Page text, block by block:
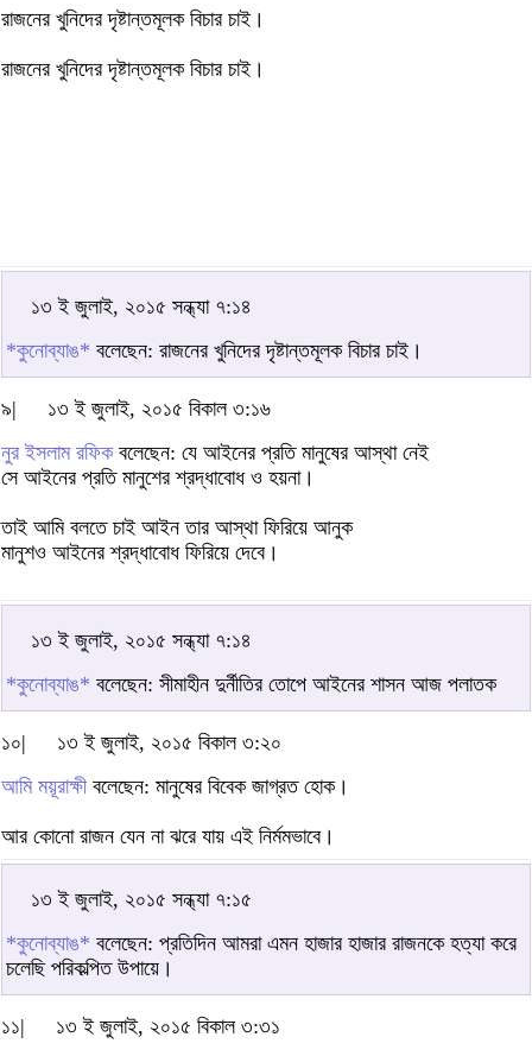
রাজনের খুনিদের দৃষ্টান্তমূলক বিচার চাই।
রাজনের খুনিদের দৃষ্টান্তমূলক বিচার চাই।
১৩ ই জুলাই, ২০১৫ সন্ধ্যা ৭:১৪
*কুনোব্যাঙ* বলেছেন: রাজনের খুনিদের দৃষ্টান্তমূলক বিচার চাই।
৯|
১৩ ই জুলাই, ২০১৫ বিকাল ৩:১৬
নুর ইসলাম রফিকবলেছেন: যে আইনের প্রতি মানুষের আস্থা নেই
সে আইনের প্রতি মানুশের শ্রদ্ধাবোধ ও হয়না।
তাই আমি বলতে চাই আইন তার আস্থা ফিরিয়ে আনুক
মানুশও আইনের শ্রদ্ধাবোধ ফিরিয়ে দেবে।
১৩ ই জুলাই, ২০১৫ সন্ধ্যা ৭:১৪
*কুনোব্যাঙ* বলেছেন: সীমাহীন দুর্নীতির তোপে আইনের শাসন আজ পলাতক
১০|
১৩ ই জুলাই, ২০১৫ বিকাল ৩:২০
আমি ময়ূরাক্ষীবলেছেন: মানুষের বিবেক জাগ্রত হোক।
আর কোনো রাজন যেন না ঝরে যায় এই নির্মমভাবে।
১৩ ই জুলাই, ২০১৫ সন্ধ্যা ৭:১৫
*কুনোব্যাঙ* বলেছেন: প্রতিদিন আমরা এমন হাজার হাজার রাজনকে হত্যা করে
চলেছি পরিকল্পিত উপায়ে।
১১|
১৩ ই জুলাই, ২০১৫ বিকাল ৩:৩১